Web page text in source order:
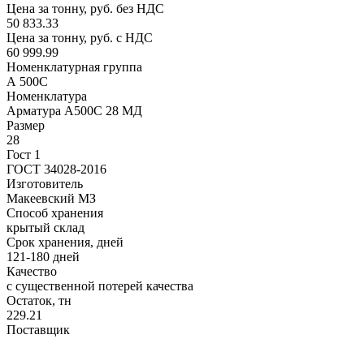
Цена за тонну, руб. без НДС
50 833.33
Цена за тонну, руб. с НДС
60 999.99
Номенклатурная группа
А 500С
Номенклатура
Арматура А500С 28 МД
Размер
28
Гост 1
ГОСТ 34028-2016
Изготовитель
Макеевский МЗ
Способ хранения
крытый склад
Срок хранения, дней
121-180 дней
Качество
с существенной потерей качества
Остаток, тн
229.21
Поставщик